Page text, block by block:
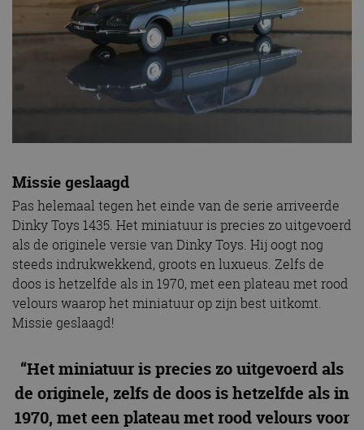
Missie geslaagd
Pas helemaal tegen het einde van de serie arriveerde
Dinky Toys 1435. Het miniatuur is precies zo uitgevoerd
als de originele versie van Dinky Toys. Hij oogt nog
steeds indrukwekkend, groots en luxueus. Zelfs de
doos is hetzelfde als in 1970, met een plateau met rood
velours waarop het miniatuur op zijn best uitkomt.
Missie geslaagd!
“Het miniatuur is precies zo uitgevoerd als
de originele, zelfs de doos is hetzelfde als in
1970, met een plateau met rood velours voor